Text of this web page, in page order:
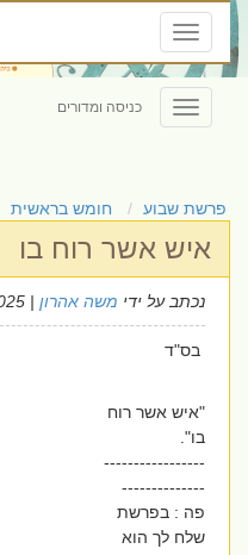
Toggle
navigation
Toggle
navigation
כניסה ומדורים
פרשת שבוע חומש בראשית
איש אשר רוח בו
נכתב על ידימשה אהרון| 15/7/2025
בס"ד
"איש אשר רוח
בו".
-----------------
--------------
פה : בפרשת
שלח לך הוא